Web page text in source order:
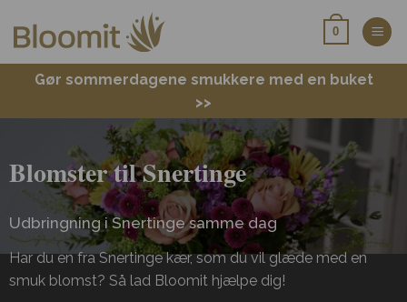
0
Gør sommerdagene smukkere med en buket
>>
Blomster til Snertinge
Udbringning i Snertinge samme dag
Har du en fra Snertinge kær, som du vil glæde med en
smuk blomst? Så lad Bloomit hjælpe dig!